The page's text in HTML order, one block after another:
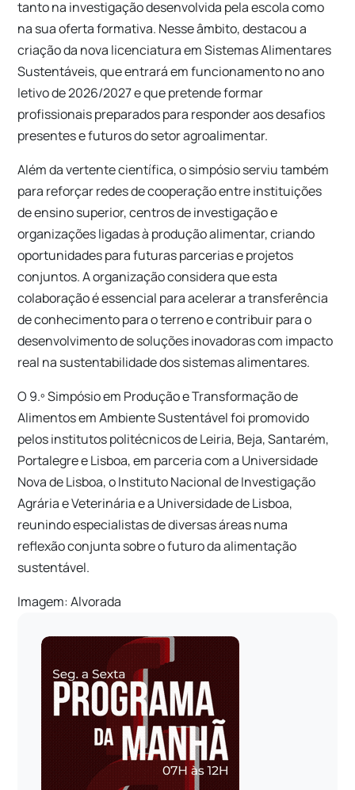
tanto na investigação desenvolvida pela escola como
na sua oferta formativa. Nesse âmbito, destacou a
criação da nova licenciatura em Sistemas Alimentares
Sustentáveis, que entrará em funcionamento no ano
letivo de 2026/2027 e que pretende formar
profissionais preparados para responder aos desafios
presentes e futuros do setor agroalimentar.
Além da vertente científica, o simpósio serviu também
para reforçar redes de cooperação entre instituições
de ensino superior, centros de investigação e
organizações ligadas à produção alimentar, criando
oportunidades para futuras parcerias e projetos
conjuntos. A organização considera que esta
colaboração é essencial para acelerar a transferência
de conhecimento para o terreno e contribuir para o
desenvolvimento de soluções inovadoras com impacto
real na sustentabilidade dos sistemas alimentares.
O 9.º Simpósio em Produção e Transformação de
Alimentos em Ambiente Sustentável foi promovido
pelos institutos politécnicos de Leiria, Beja, Santarém,
Portalegre e Lisboa, em parceria com a Universidade
Nova de Lisboa, o Instituto Nacional de Investigação
Agrária e Veterinária e a Universidade de Lisboa,
reunindo especialistas de diversas áreas numa
reflexão conjunta sobre o futuro da alimentação
sustentável.
Imagem: Alvorada